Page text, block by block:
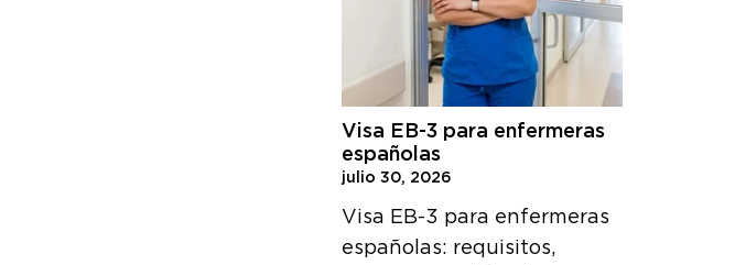
Visa EB-3 para enfermeras
españolas
julio 30, 2026
Visa EB-3 para enfermeras
españolas: requisitos,